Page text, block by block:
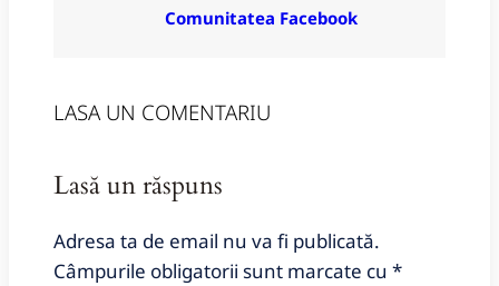
Comunitatea Facebook
LASA UN COMENTARIU
Lasă un răspuns
Adresa ta de email nu va fi publicată.
Câmpurile obligatorii sunt marcate cu *